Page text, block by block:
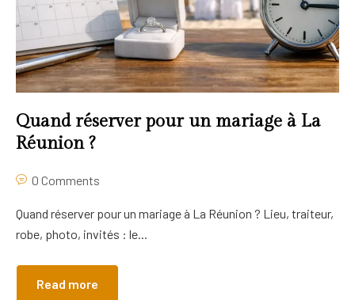
Quand réserver pour un mariage à La
Réunion ?
0 Comments
Quand réserver pour un mariage à La Réunion ? Lieu, traiteur,
robe, photo, invités : le...
Read more